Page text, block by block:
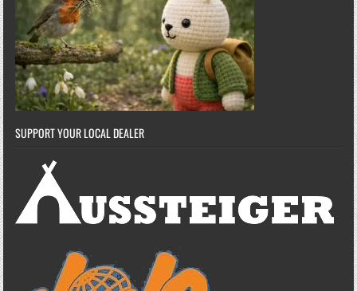
SUPPORT YOUR LOCAL DEALER